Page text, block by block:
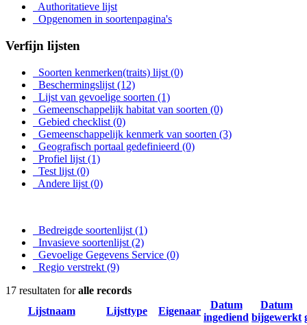
Authoritatieve lijst
Opgenomen in soortenpagina's
Verfijn lijsten
Soorten kenmerken(traits) lijst (0)
Beschermingslijst (12)
Lijst van gevoelige soorten (1)
Gemeenschappelijk habitat van soorten (0)
Gebied checklist (0)
Gemeenschappelijk kenmerk van soorten (3)
Geografisch portaal gedefinieerd (0)
Profiel lijst (1)
Test lijst (0)
Andere lijst (0)
Bedreigde soortenlijst (1)
Invasieve soortenlijst (2)
Gevoelige Gegevens Service (0)
Regio verstrekt (9)
17 resultaten foralle records
Lijstnaam
Lijsttype Eigenaar
Datum
ingediend
Datum
bijgewerkt